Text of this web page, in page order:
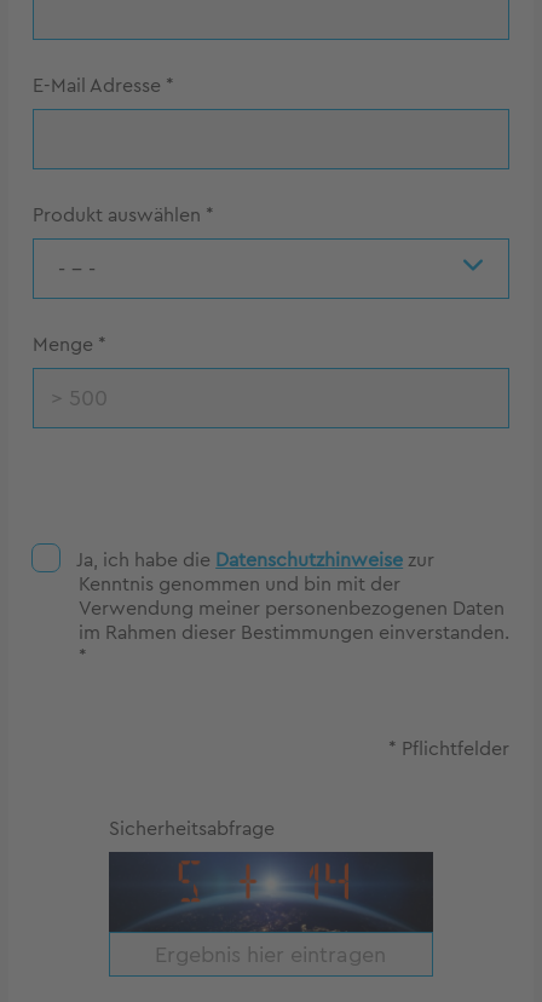
E-Mail Adresse *
Produkt auswählen *
- - -
Menge *
Ja, ich habe die Datenschutzhinweise zur
Kenntnis genommen und bin mit der
Verwendung meiner personenbezogenen Daten
im Rahmen dieser Bestimmungen einverstanden.
*
* Pflichtfelder
Sicherheitsabfrage